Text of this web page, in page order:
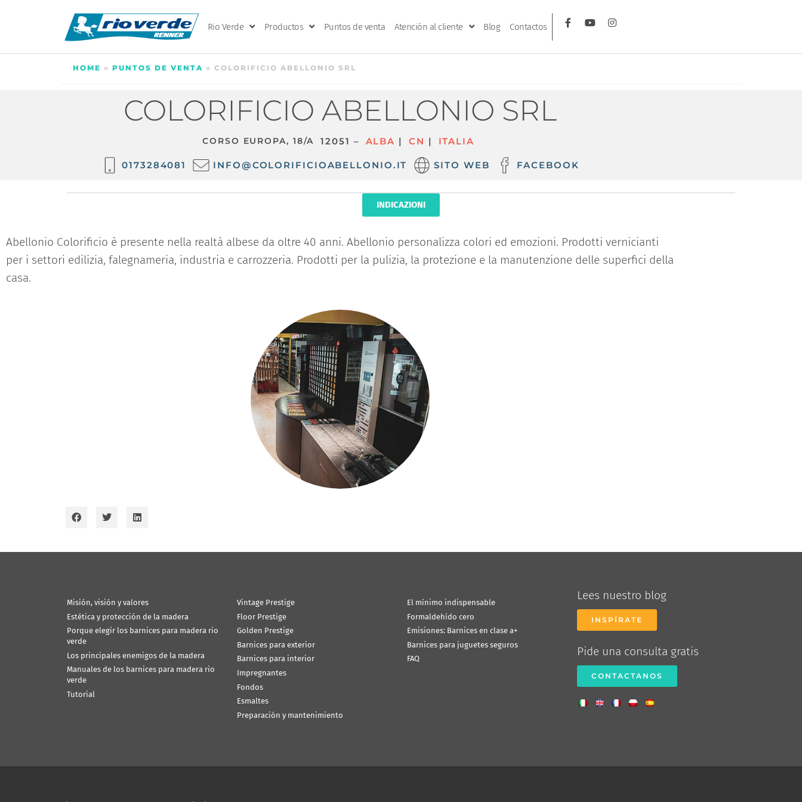
Rio Verde Productos Puntos de venta Atención al cliente Blog Contactos
HOME » PUNTOS DE VENTA » COLORIFICIO ABELLONIO SRL
COLORIFICIO ABELLONIO SRL
CORSO EUROPA, 18/A 12051 – ALBA | CN | ITALIA
0173284081 INFO@COLORIFICIOABELLONIO.IT SITO WEB FACEBOOK
INDICAZIONI
Abellonio Colorificio è presente nella realtà albese da oltre 40 anni. Abellonio personalizza colori ed emozioni. Prodotti vernicianti
per i settori edilizia, falegnameria, industria e carrozzeria. Prodotti per la pulizia, la protezione e la manutenzione delle superfici della
casa.
Misión, visión y valores
Estética y protección de la madera
Porque elegir los barnices para madera rio
verde
Los principales enemigos de la madera
Manuales de los barnices para madera rio
verde
Tutorial
Vintage Prestige
Floor Prestige
Golden Prestige
Barnices para exterior
Barnices para interior
Impregnantes
Fondos
Esmaltes
Preparación y mantenimiento
El mínimo indispensable
Formaldehído cero
Emisiones: Barnices en clase a+
Barnices para juguetes seguros
FAQ
Lees nuestro blog
INSPÍRATE
Pide una consulta gratis
CONTACTANOS